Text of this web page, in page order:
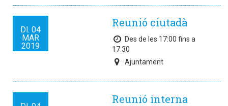
Dl. 04
MAR
2019
Reunió ciutadà
Des de les 17:00 fins a
17:30
Ajuntament
Reunió interna